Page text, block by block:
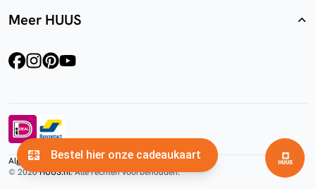
Meer HUUS
facebookinstagram
pinterest
youtube
Algemene voorwaardenPrivacyverklaringCookies
© 2026HUUS.nl. Alle rechten voorbehouden.